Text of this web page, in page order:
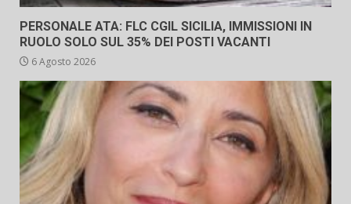
PERSONALE ATA: FLC CGIL SICILIA, IMMISSIONI IN
RUOLO SOLO SUL 35% DEI POSTI VACANTI
6 Agosto 2026